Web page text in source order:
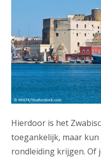
Hierdoor is het
toegankelijk, maar
rondleiding krijgen. Of